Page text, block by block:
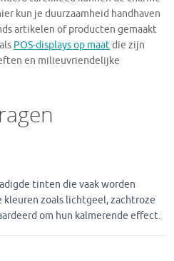
kun je duurzaamheid handhaven
artikelen of producten gemaakt
POS-displays op maatdie zijn
en milieuvriendelijke
tinten die vaak worden
zoals lichtgeel, zachtroze
om hun kalmerende effect.